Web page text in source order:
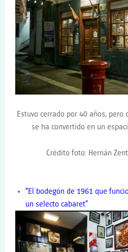
Estuvo cerrado por 40 años, pero
se ha convertido en un
Crédito foto: Hernán
“El bodegón de 1961 que
un selecto cabaret”